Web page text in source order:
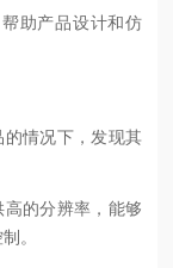
助产品设计和仿
情况下，发现其
的分辨率，能够
制。